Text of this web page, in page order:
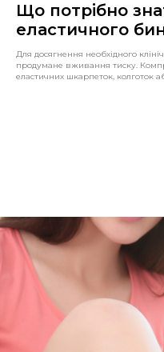
Що потрібно
еластичного
Для досягнення необхідного
продумане вживання тиску.
еластичних шкарпеток, колготок